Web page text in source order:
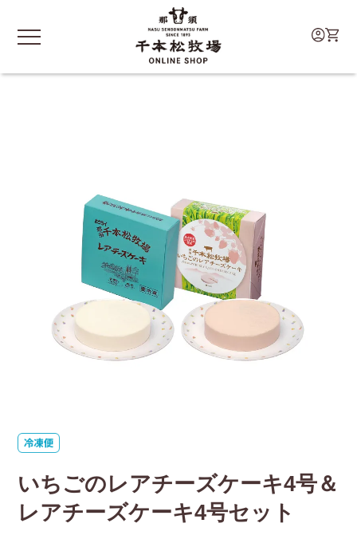
いちごのレアチーズケーキ4号＆
レアチーズケーキ4号セット